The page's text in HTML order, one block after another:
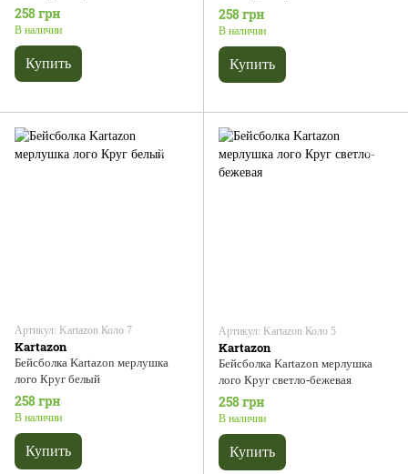
258 грн
В наличии
Купить
258 грн
В наличии
Купить
Артикул: Kartazon Коло 7
Kartazon
Бейсболка Kartazon мерлушка
лого Круг белый
258 грн
В наличии
Купить
Артикул: Kartazon Коло 5
Kartazon
Бейсболка Kartazon мерлушка
лого Круг светло-бежевая
258 грн
В наличии
Купить